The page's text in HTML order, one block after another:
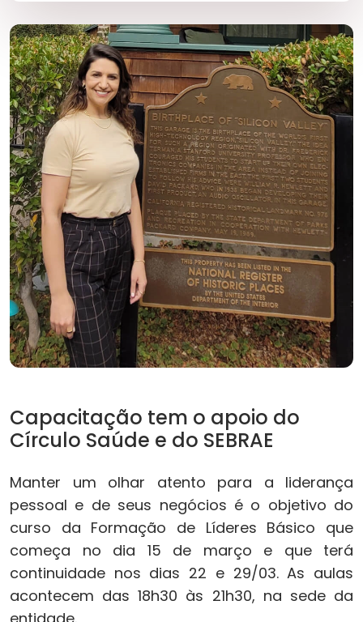
Capacitação tem o apoio do
Círculo Saúde e do SEBRAE
Manter um olhar atento para a liderança
pessoal e de seus negócios é o objetivo do
curso da Formação de Líderes Básico que
começa no dia 15 de março e que terá
continuidade nos dias 22 e 29/03. As aulas
acontecem das 18h30 às 21h30, na sede da